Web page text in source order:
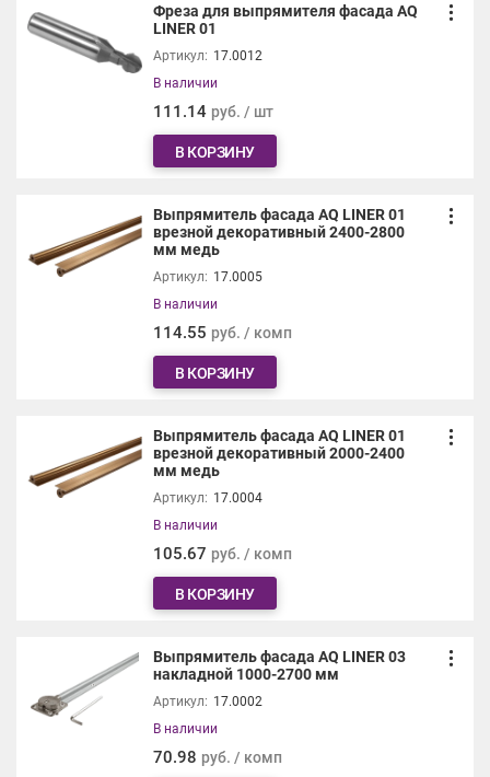
Фреза для выпрямителя фасада AQ
LINER 01
Артикул: 17.0012
В наличии
111.14 руб. / шт
В КОРЗИНУ
Выпрямитель фасада AQ LINER 01
врезной декоративный 2400-2800
мм медь
Артикул: 17.0005
В наличии
114.55 руб. / комп
В КОРЗИНУ
Выпрямитель фасада AQ LINER 01
врезной декоративный 2000-2400
мм медь
Артикул: 17.0004
В наличии
105.67 руб. / комп
В КОРЗИНУ
Выпрямитель фасада AQ LINER 03
накладной 1000-2700 мм
Артикул: 17.0002
В наличии
70.98 руб. / комп